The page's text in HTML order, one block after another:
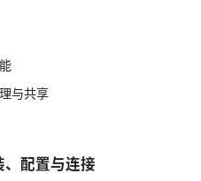
与共享
、配置与连接